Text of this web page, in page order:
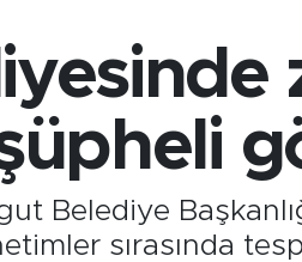
Belediye
sırasında